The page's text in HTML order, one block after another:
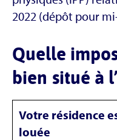
2022 (dépôt pour
Quelle
bien situé à
Votre résidence
louée